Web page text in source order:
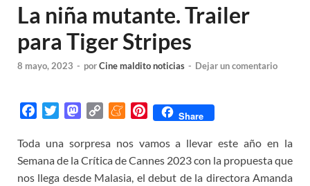
La niña mutante. Trailer
para Tiger Stripes
8 mayo, 2023 - porCine maldito noticias - Dejar un comentario
c
e
b
i
t
t
M
s
t
o
p
y
L
M
n
e
a
P
n
t
e
Share
Toda una sorpresa nos vamos a llevar este año en la
Semana de la Crítica de Cannes 2023 con la propuesta que
nos llega desde Malasia, el debut de la directora Amanda